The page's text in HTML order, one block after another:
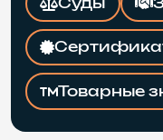
Суды
Товарные